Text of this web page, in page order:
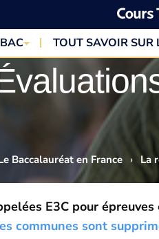
TOUT SAVOIR SUR
Baccalauréat en France › La
E3C pour
communes sont